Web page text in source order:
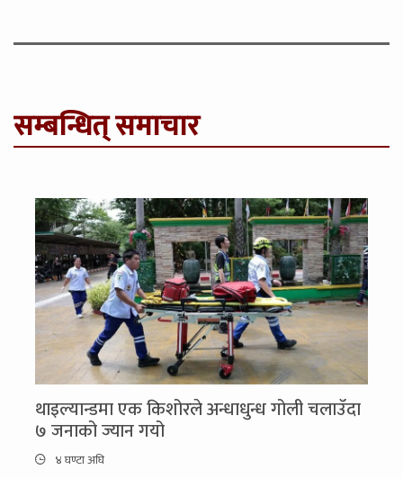
सम्बन्धित् समाचार
थाइल्यान्डमा एक किशोरले अन्धाधुन्ध गोली चलाउँदा
७ जनाको ज्यान गयो
४ घण्टा अघि